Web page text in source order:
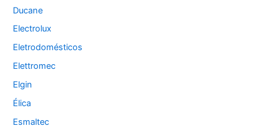
Ducane
Electrolux
Eletrodomésticos
Elettromec
Elgin
Élica
Esmaltec